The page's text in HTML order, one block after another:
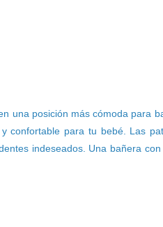
una posición más cómoda para
confortable para tu bebé. Las
indeseados. Una bañera